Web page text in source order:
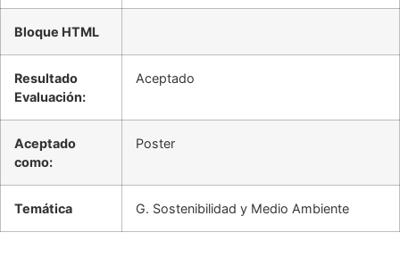
Bloque HTML
Resultado
Evaluación:
Aceptado
Aceptado
como:
Poster
Temática G. Sostenibilidad y Medio Ambiente